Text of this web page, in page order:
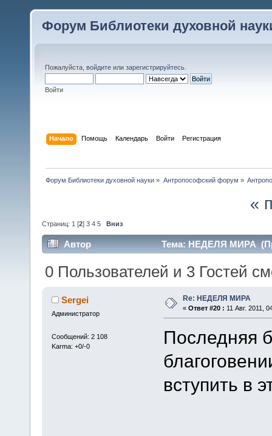
Форум Библиотеки духовной
Пожалуйста, войдите или зарегистрируйтесь
Войти
Начало Помощь Календарь Войти Регистрация
Форум Библиотеки духовной науки » Антропософский форум »
«
Страниц: 1 [2] 3 4 5 Вниз
Автор Тема: НЕДЕЛЯ МИРА
0 Пользователей и 3 Гостей
Sergei
Администратор
Сообщений: 2 108
Karma: +0/-0
Re: НЕДЕЛЯ МИРА
« Ответ #20 : 11 Авг. 2011,
Последняя
вступить в